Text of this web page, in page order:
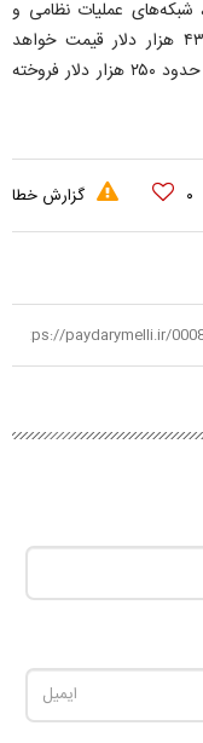
شبکه‌های عملیات نظامی و
ناوبری ماهواره‌ای را فراهم می‌کنند؛ بیش از ۴۳۰ هزار دلار قیمت خواهد
داشت. ارزان‌ترین نسخه از JLTV، با قیمتی در حدود ۲۵۰ هزار دلار فروخته
۰ گزارش خطا